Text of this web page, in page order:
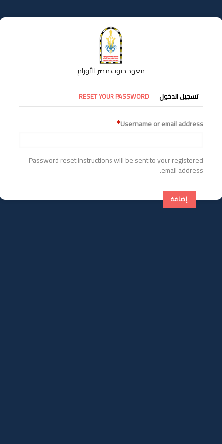
إلى
المحتوى
معهد جنوب مصر للأورام
التبويبات
الأساسية
تسجيل الدخول RESET YOUR PASSWORD
Username or email address
Password reset instructions will be sent to your registered
email address.